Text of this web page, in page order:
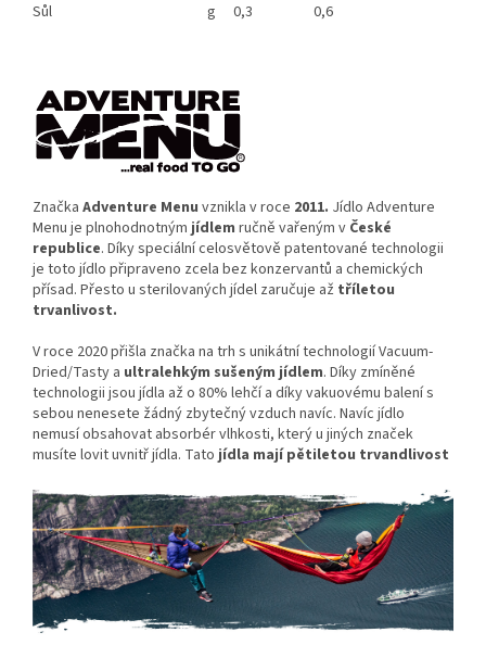
Sůl
g 0,3 0,6
Značka Adventure Menu vznikla v roce 2011. Jídlo Adventure
Menu je plnohodnotnýmjídlem ručně vařeným v České
republice. Díky speciální celosvětově patentované technologii
je toto jídlo připraveno zcela bez konzervantů a chemických
přísad. Přesto u sterilovaných jídel zaručuje až tříletou
trvanlivost.
V roce 2020 přišla značka na trh s unikátní technologií Vacuum-
Dried/Tasty a ultralehkým sušeným jídlem. Díky zmíněné
technologii jsou jídla až o 80% lehčí a díky vakuovému balení s
sebou nenesete žádný zbytečný vzduch navíc. Navíc jídlo
nemusí obsahovat absorbér vlhkosti, který u jiných značek
musíte lovit uvnitř jídla. Tato jídla mají pětiletou trvandlivost